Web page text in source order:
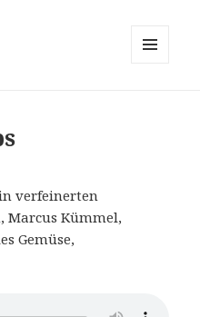
verfeinerten
Marcus Kümmel,
Gemüse,